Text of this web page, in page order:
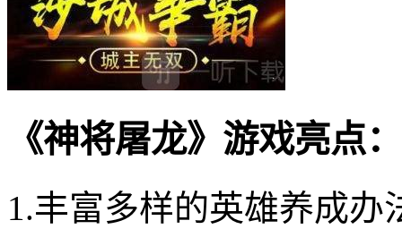
《神将屠龙》游戏亮点：
1.丰富多样的英雄养成